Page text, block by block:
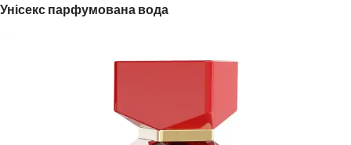
Унісекс парфумована вода